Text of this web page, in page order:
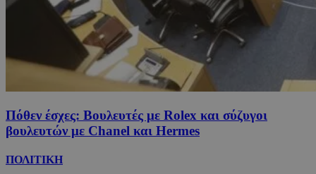
Πόθεν έσχες: Βουλευτές με Rolex και σύζυγοι
βουλευτών με Chanel και Hermes
ΠΟΛΙΤΙΚΗ